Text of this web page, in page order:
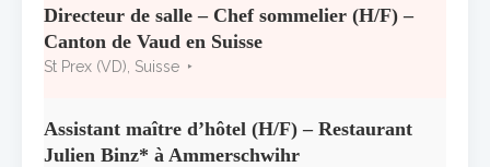
sélection consacrée à la Bourgogne
7 juillet 2026
40 ans chez Georges Blanc
3 juillet 2026
Directeur de salle – Chef sommelier (H/F) –
Canton de Vaud en Suisse
St Prex (VD), Suisse
Assistant maître d’hôtel (H/F) – Restaurant
Julien Binz* à Ammerschwihr